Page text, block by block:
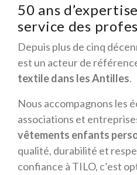
50 ans
service des
Depuis plus de cinq
est un acteur de
textile dans les Antilles.
Nous accompagnons les
associations et
vêtements enfants
qualité, durabilité et
confiance à TILO, c’est